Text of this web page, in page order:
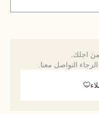
اجلك.
التواصل معنا.